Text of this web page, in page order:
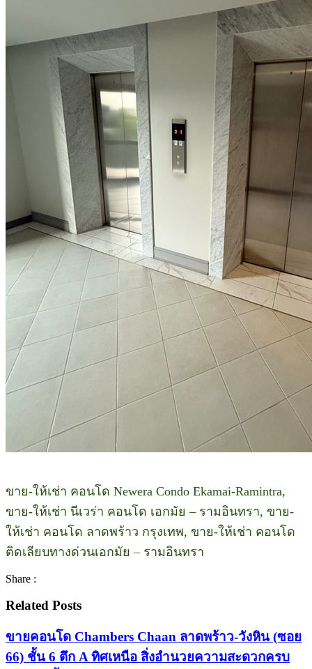
ขาย-ให้เช่า คอนโด Newera Condo Ekamai-Ramintra,
ขาย-ให้เช่า นีเวร่า คอนโด เอกมัย – รามอินทรา, ขาย-
ให้เช่า คอนโด ลาดพร้าว กรุงเทพ, ขาย-ให้เช่า คอนโด
ติดเลียบทางด่วนเอกมัย – รามอินทรา
Share :
Related Posts
ขายคอนโด Chambers Chaan ลาดพร้าว-วังหิน (ซอย
66) ชั้น 6 ตึก A ทิศเหนือ สิ่งอำนวยความสะดวกครบ